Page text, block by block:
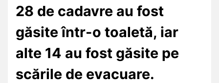
28 de cadavre au fost
găsite într-o toaletă, iar
alte 14 au fost găsite pe
scările de evacuare.